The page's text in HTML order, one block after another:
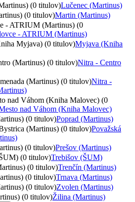
(0 titulov)Lučenec (Martinus)
(0 titulov)Martin (Martinus)
- ATRIUM (Martinus) (0
- ATRIUM (Martinus)
Myjava) (0 titulov)Myjava (Kniha
(Martinus) (0 titulov)Nitra - Centro
(Martinus) (0 titulov)Nitra -
nad Váhom (Kniha Malovec) (0
nad Váhom (Kniha Malovec)
(0 titulov)Poprad (Martinus)
(Martinus) (0 titulov)Považská
(0 titulov)Prešov (Martinus)
(0 titulov)Trebišov (ŠUM)
(0 titulov)Trenčín (Martinus)
(0 titulov)Trnava (Martinus)
(0 titulov)Zvolen (Martinus)
(0 titulov)Žilina (Martinus)